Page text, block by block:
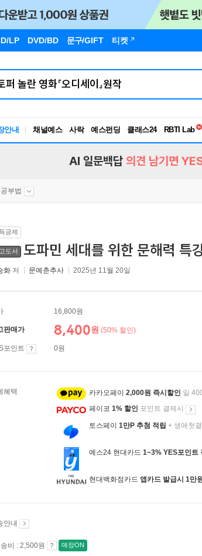
LP DVD/BD 문구/GIFT 티켓
안내 채널예스 사락 예스펀딩 클래스24
독서유형검
AI 일문백답 의견 남기면
공부법
공제
도서 도파민 세대를 위한 문해력 특
화 저 문예춘추사 2025년 11월 20일
16,800원
판매가 8,400원 (50% 할인)
포인트 0원
혜택 카카오페이 2,000원 즉시할인 일
페이코 1% 할인 포인트 결제시
토스페이 1만P 추첨 적립 + 생애첫
예스24 현대카드 1~3% YES포인트
현대백화점카드 앱카드 발급시 1만
안내
비 : 2,500원 매장ON